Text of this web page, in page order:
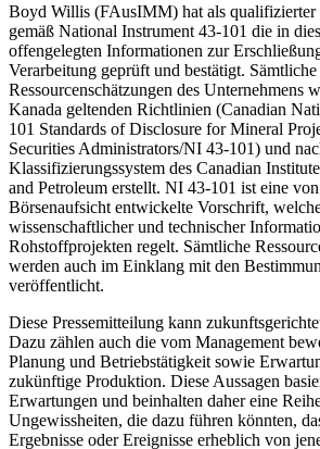
Boyd Willis (FAusIMM) hat als qualifizierter
gemäß National Instrument 43-101 die in
offengelegten Informationen zur
Verarbeitung geprüft und bestätigt. Sämtliche
Ressourcenschätzungen des Unternehmens
Kanada geltenden Richtlinien (Canadian
101 Standards of Disclosure for Mineral
Securities Administrators/NI 43-101) und
Klassifizierungssystem des Canadian
and Petroleum erstellt. NI 43-101 ist eine
Börsenaufsicht entwickelte Vorschrift,
wissenschaftlicher und technischer
Rohstoffprojekten regelt. Sämtliche
werden auch im Einklang mit den
veröffentlicht.
Diese Pressemitteilung kann
Dazu zählen auch die vom Management
Planung und Betriebstätigkeit sowie
zukünftige Produktion. Diese Aussagen
Erwartungen und beinhalten daher eine
Ungewissheiten, die dazu führen könnten,
Ergebnisse oder Ereignisse erheblich von